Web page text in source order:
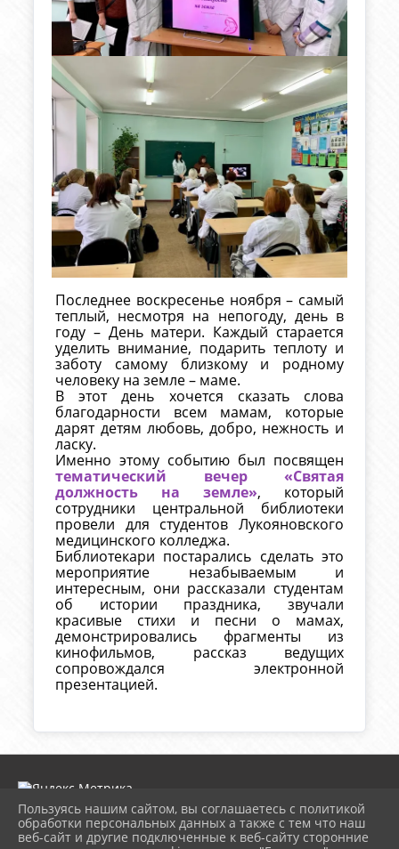
Последнее воскресенье ноября – самый
теплый, несмотря на непогоду, день в
году – День матери. Каждый старается
уделить внимание, подарить теплоту и
заботу самому близкому и родному
человеку на земле – маме.
В этот день хочется сказать слова
благодарности всем мамам, которые
дарят детям любовь, добро, нежность и
ласку.
Именно этому событию был посвящен
тематический вечер «Святая
должность на земле», который
сотрудники центральной библиотеки
провели для студентов Лукояновского
медицинского колледжа.
Библиотекари постарались сделать это
мероприятие незабываемым и
интересным, они рассказали студентам
об истории праздника, звучали
красивые стихи и песни о мамах,
демонстрировались фрагменты из
кинофильмов, рассказ ведущих
сопровождался электронной
презентацией.
2026 г. lukcbs.ru
Пользуясь нашим сайтом, вы соглашаетесь с политикой
обработки персональных данных а также с тем что наш
веб-сайт и другие подключенные к веб-сайту сторонние